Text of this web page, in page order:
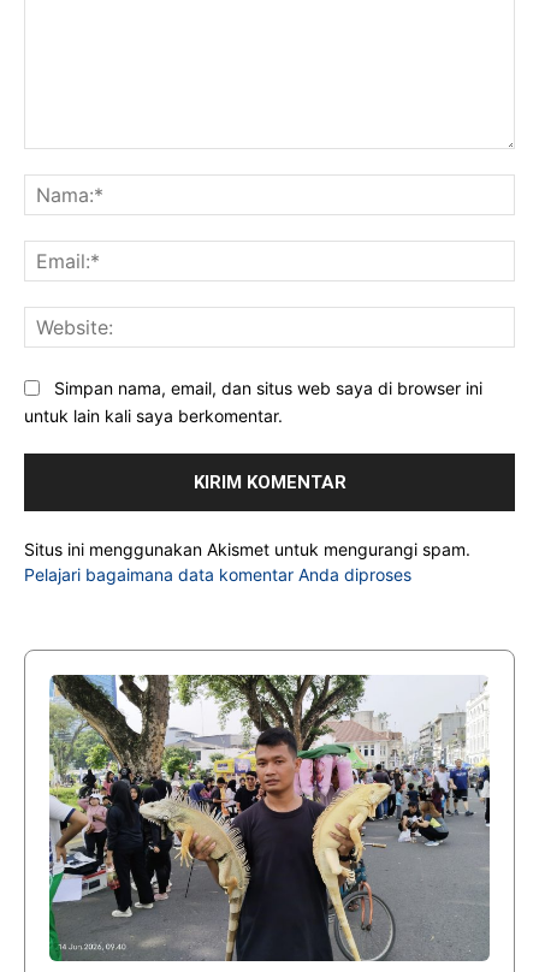
Simpan nama, email, dan situs web saya di browser ini
untuk lain kali saya berkomentar.
Situs ini menggunakan Akismet untuk mengurangi spam.
Pelajari bagaimana data komentar Anda diproses